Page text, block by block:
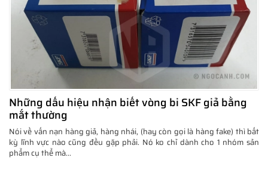
Những dấu hiệu nhận biết vòng bi SKF giả bằng
mắt thường
Nói về vấn nạn hàng giả, hàng nhái, (hay còn gọi là hàng fake) thì bất
kỳ lĩnh vực nào cũng đều gặp phải. Nó ko chỉ dành cho 1 nhóm sản
phẩm cụ thể mà...